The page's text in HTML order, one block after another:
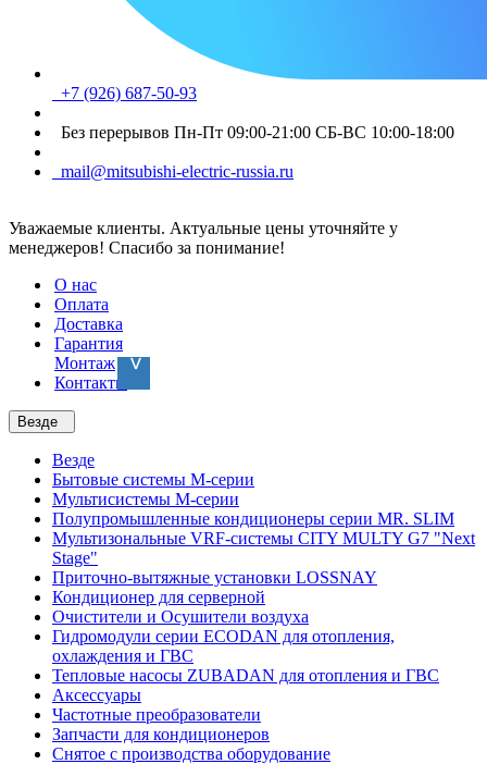
+7 (926) 687-50-93
Без перерывов Пн-Пт 09:00-21:00 СБ-ВС 10:00-18:00
mail@mitsubishi-electric-russia.ru
Уважаемые клиенты. Актуальные цены уточняйте у
менеджеров! Спасибо за понимание!
О нас
Оплата
Доставка
Гарантия
Монтаж
Контакты
Везде
Везде
Бытовые системы M-серии
Мультисистемы M-серии
Полупромышленные кондиционеры серии MR. SLIM
Мультизональные VRF-системы CITY MULTY G7 "Next
Stage"
Приточно-вытяжные установки LOSSNAY
Кондиционер для серверной
Очистители и Осушители воздуха
Гидромодули серии ECODAN для отопления,
охлаждения и ГВС
Тепловые насосы ZUBADAN для отопления и ГВС
Аксесcуары
Частотные преобразователи
Запчасти для кондиционеров
Снятое с производства оборудование